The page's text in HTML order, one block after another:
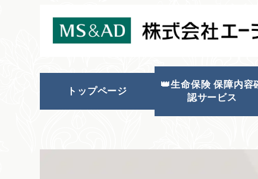
トップページ
👑生命保険 保障内容
認サービス